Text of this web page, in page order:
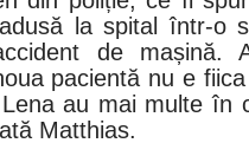
la spital într-o
de mașină.
pacientă nu e
au mai multe în
Matthias.